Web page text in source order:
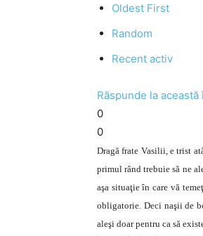
Oldest First
Random
Recent activ
Răspunde la
0
0
Dragă frate Vasilii, e trist
primul rând trebuie să ne
aşa situaţie în care vă
obligatorie. Deci naşii de
aleşi doar pentru ca să